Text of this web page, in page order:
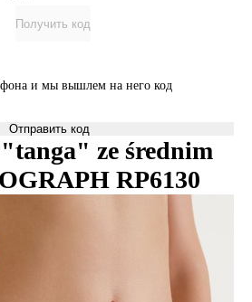
Получить код
и мы вышлем на него код
Отправить код
ze średnim
RP6130